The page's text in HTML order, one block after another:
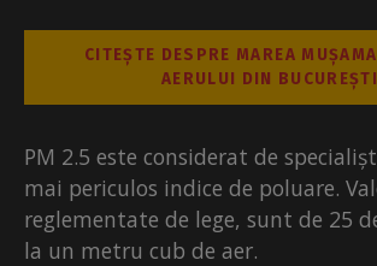
CITEȘTE DESPRE MAREA
AERULUI DIN BUCUREȘTI
PM 2.5 este considerat de
mai periculos indice de poluare.
reglementate de lege, sunt de 25
la un metru cub de aer.